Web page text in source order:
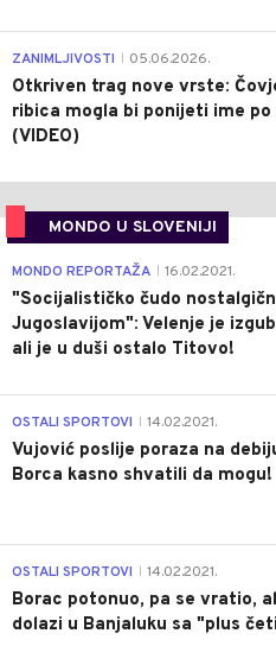
ZANIMLJIVOSTI 05.06.2026.
Otkriven trag nove vrste:
ribica mogla bi ponijeti ime po
(VIDEO)
MONDO U SLOVENIJI
MONDO REPORTAŽA 16.02.2021.
"Socijalističko čudo
Jugoslavijom": Velenje je
ali je u duši ostalo Titovo!
OSTALI SPORTOVI 14.02.2021.
Vujović poslije poraza na
Borca kasno shvatili da mogu!
OSTALI SPORTOVI 14.02.2021.
Borac potonuo, pa se vratio,
dolazi u Banjaluku sa "plus